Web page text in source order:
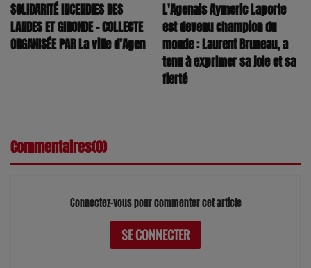
SOLIDARITÉ INCENDIES DES
LANDES ET GIRONDE – COLLECTE
ORGANISÉE PAR La ville d’Agen
L'Agenais Aymeric Laporte
est devenu champion du
monde : Laurent Bruneau, a
tenu à exprimer sa joie et sa
fierté
Commentaires(0)
Connectez-vous pour commenter cet article
SE CONNECTER